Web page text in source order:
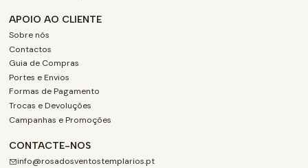
APOIO AO CLIENTE
Sobre nós
Contactos
Guia de Compras
Portes e Envios
Formas de Pagamento
Trocas e Devoluções
Campanhas e Promoções
CONTACTE-NOS
info@rosadosventostemplarios.pt